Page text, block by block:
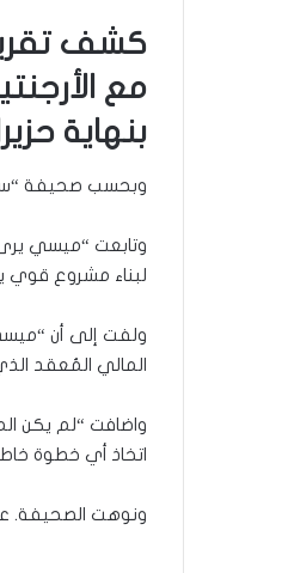
كشف
مع
بنهاية
وبحسب صحيفة
وتابعت “ميسي يرى
لبناء مشروع قوي
المالي المُعقد
واضافت “لم يكن
اتخاذ أي خطوة
ونوهت الصحيفة. عن